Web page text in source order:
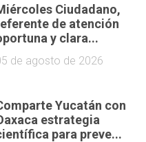
Ciudadano,
de atención
y clara...
de agosto de 2026
Yucatán con
estrategia
para preve...